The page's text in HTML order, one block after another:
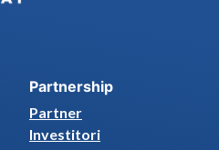
Partnership
Partner
Investitori